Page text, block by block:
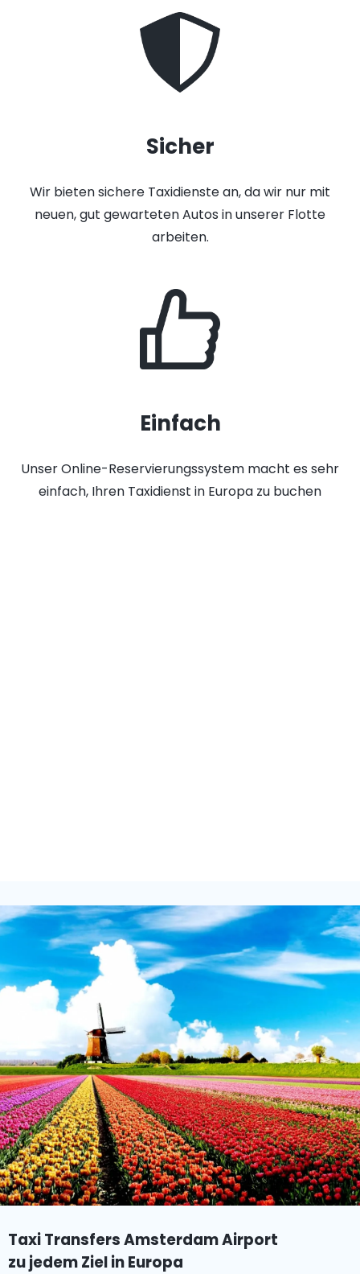
Sicher
Wir bieten sichere Taxidienste an, da wir nur mit
neuen, gut gewarteten Autos in unserer Flotte
arbeiten.
Einfach
Unser Online-Reservierungssystem macht es sehr
einfach, Ihren Taxidienst in Europa zu buchen
Taxi Transfers Amsterdam Airport
zu jedem Ziel in Europa